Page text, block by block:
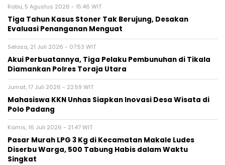
Rabu, 5 Agustus 2026 - 15:46 WIT
Tiga Tahun Kasus Stoner Tak Berujung, Desakan
Evaluasi Penanganan Menguat
Selasa, 21 Juli 2026 - 07:53 WIT
Akui Perbuatannya, Tiga Pelaku Pembunuhan di Tikala
Diamankan Polres Toraja Utara
Jumat, 17 Juli 2026 - 22:59 WIT
Mahasiswa KKN Unhas Siapkan Inovasi Desa Wisata di
Polo Padang
Kamis, 16 Juli 2026 - 21:47 WIT
Pasar Murah LPG 3 Kg di Kecamatan Makale Ludes
Diserbu Warga, 500 Tabung Habis dalam Waktu
Singkat